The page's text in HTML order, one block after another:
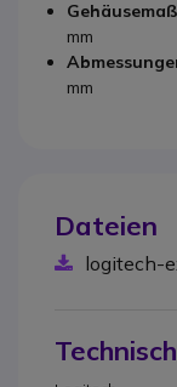
mm
mm
Dateien
logitech-